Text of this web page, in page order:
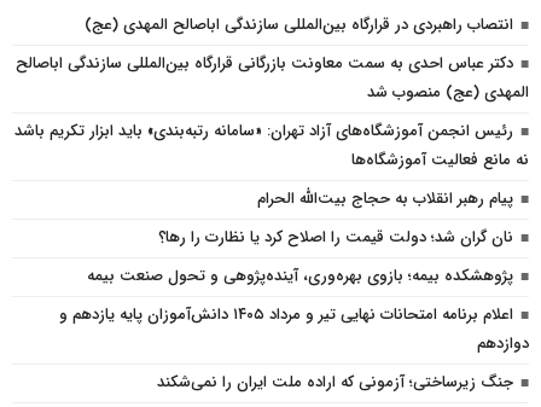
انتصاب راهبردی در قرارگاه بین‌المللی سازندگی اباصالح المهدی (عج)
دکتر عباس احدی به سمت معاونت بازرگانی قرارگاه بین‌المللی سازندگی اباصالح
المهدی (عج) منصوب شد
رئیس انجمن آموزشگاه‌های آزاد تهران: «سامانه رتبه‌بندی» باید ابزار تکریم باشد
نه مانع فعالیت آموزشگاه‌ها
پیام رهبر انقلاب به حجاج بیت‌الله الحرام
نان گران شد؛ دولت قیمت را اصلاح کرد یا نظارت را رها؟
پژوهشكده بیمه؛ بازوی بهره‌وری، آینده‌پژوهی و تحول صنعت بیمه
اعلام برنامه امتحانات نهایی تیر و مرداد ۱۴۰۵ دانش‌آموزان پایه یازدهم و
دوازدهم
جنگ زیرساختی؛ آزمونی که اراده ملت ایران را نمی‌شکند